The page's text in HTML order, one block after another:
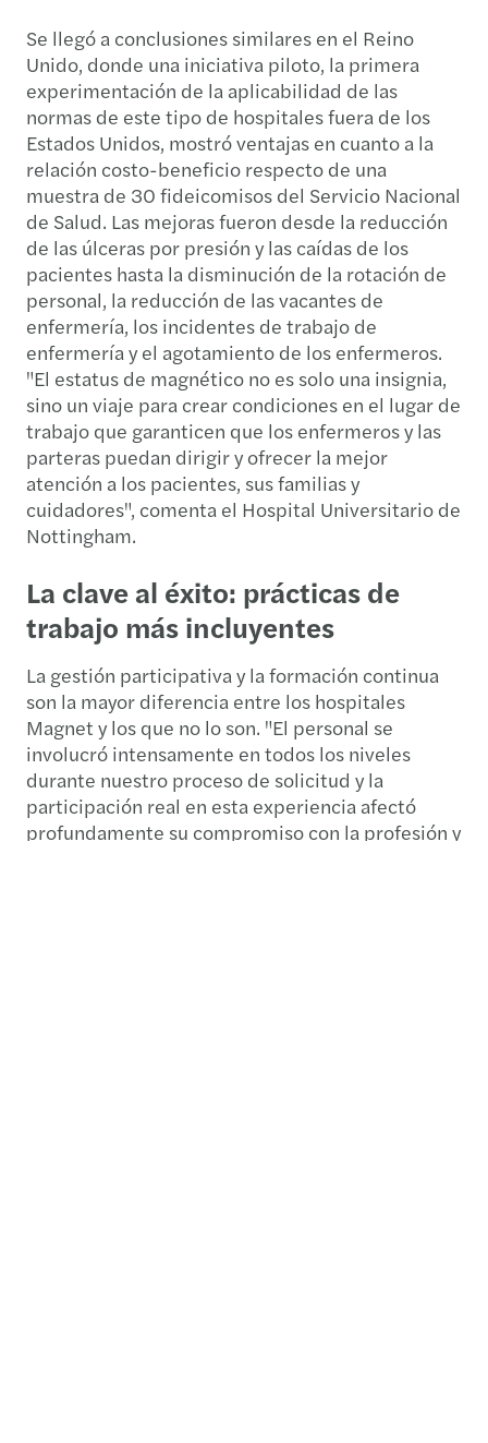
Se llegó a conclusiones similares en el Reino
Unido, donde una iniciativa piloto, la primera
experimentación de la aplicabilidad de las
normas de este tipo de hospitales fuera de los
Estados Unidos, mostró ventajas en cuanto a la
relación costo-beneficio respecto de una
muestra de 30 fideicomisos del Servicio Nacional
de Salud. Las mejoras fueron desde la reducción
de las úlceras por presión y las caídas de los
pacientes hasta la disminución de la rotación de
personal, la reducción de las vacantes de
enfermería, los incidentes de trabajo de
enfermería y el agotamiento de los enfermeros.
"El estatus de magnético no es solo una insignia,
sino un viaje para crear condiciones en el lugar de
trabajo que garanticen que los enfermeros y las
parteras puedan dirigir y ofrecer la mejor
atención a los pacientes, sus familias y
cuidadores", comenta el Hospital Universitario de
Nottingham.
La clave al éxito: prácticas de
trabajo más incluyentes
La gestión participativa y la formación continua
son la mayor diferencia entre los hospitales
Magnet y los que no lo son. "El personal se
involucró intensamente en todos los niveles
durante nuestro proceso de solicitud y la
participación real en esta experiencia afectó
profundamente su compromiso con la profesión y